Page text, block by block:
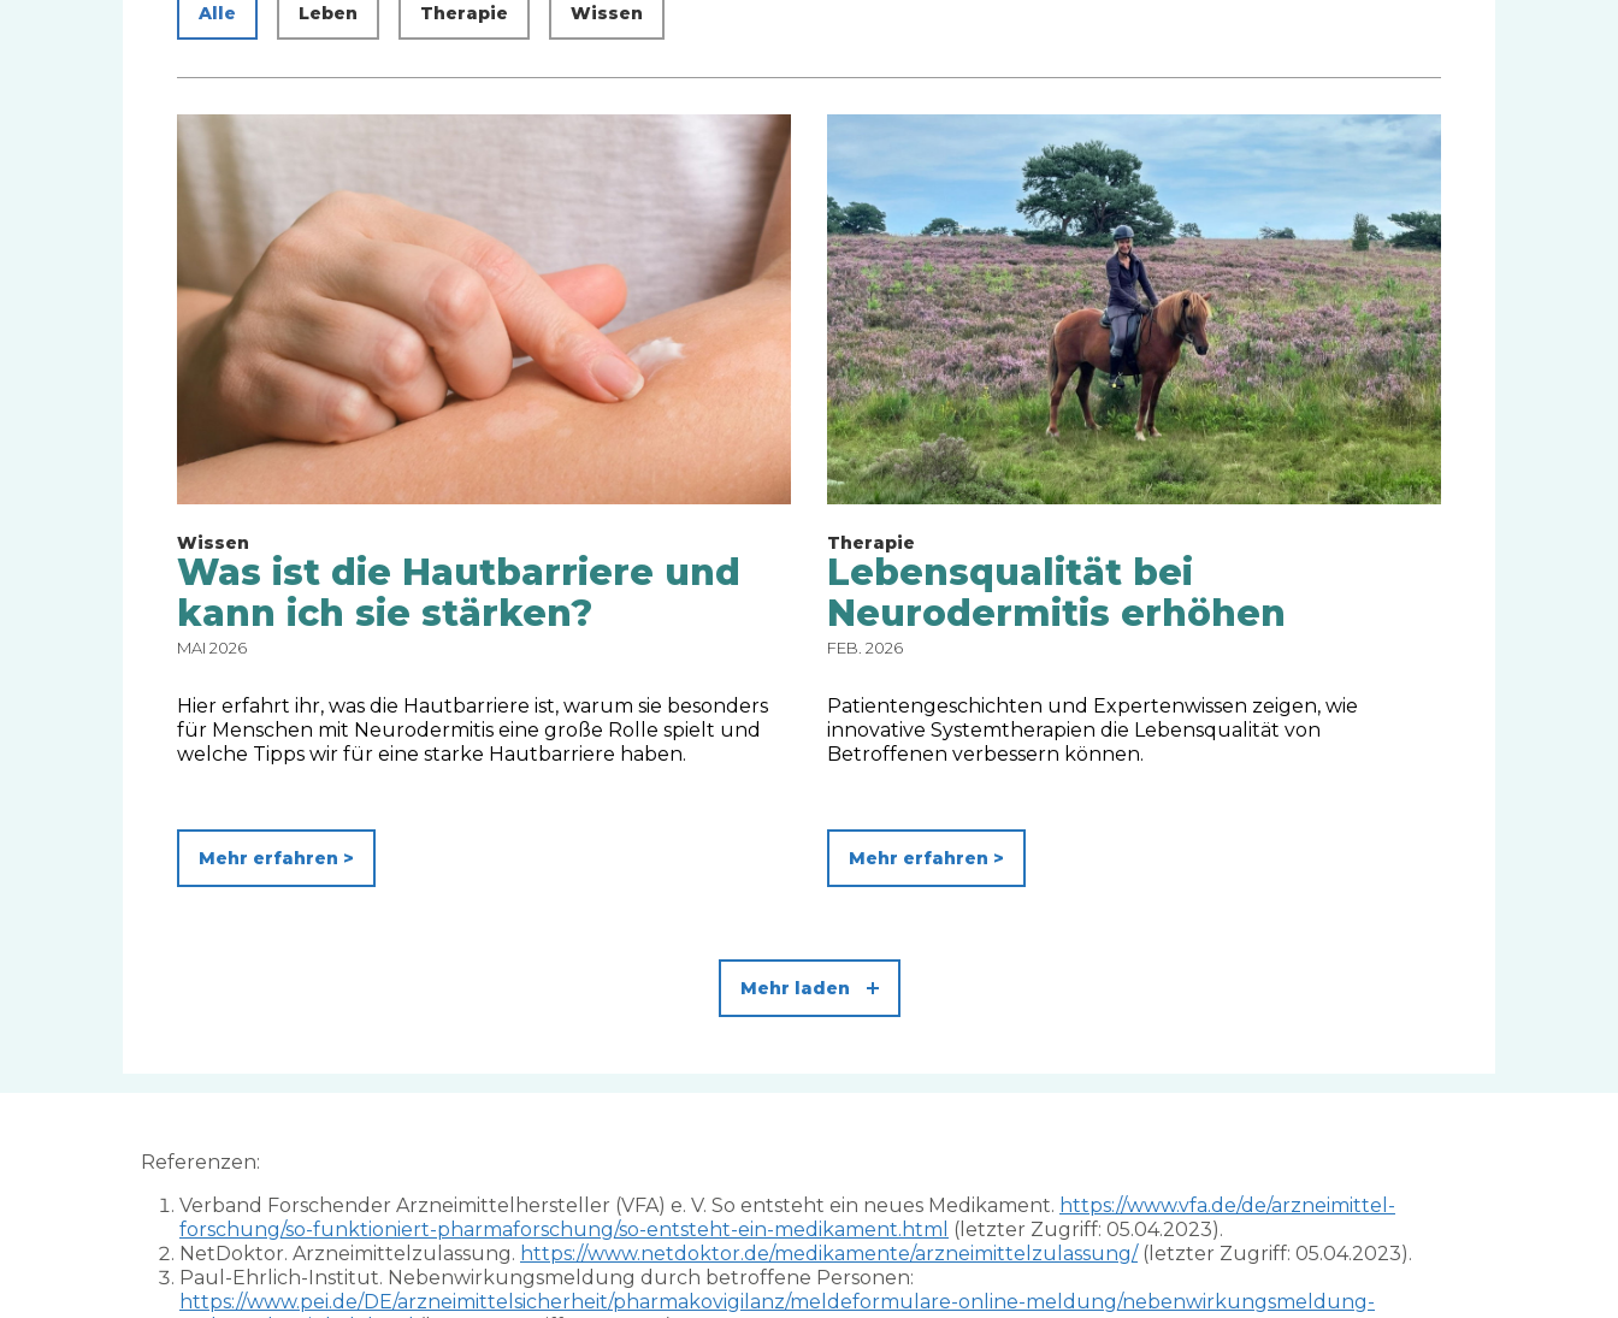
Alle Leben Therapie Wissen
Wissen
Was ist die Hautbarriere und
kann ich sie stärken?
MAI 2026
Hier erfahrt ihr, was die Hautbarriere ist, warum sie besonders
für Menschen mit Neurodermitis eine große Rolle spielt und
welche Tipps wir für eine starke Hautbarriere haben.
Mehr erfahren >
Therapie
Lebensqualität bei
Neurodermitis erhöhen
FEB. 2026
Patientengeschichten und Expertenwissen zeigen, wie
innovative Systemtherapien die Lebensqualität von
Betroffenen verbessern können.
Mehr erfahren >
Mehr laden
Referenzen:
Verband Forschender Arzneimittelhersteller (VFA) e. V. So entsteht ein neues Medikament. https://www.vfa.de/de/arzneimittel-
forschung/so-funktioniert-pharmaforschung/so-entsteht-ein-medikament.html (letzter Zugriff: 05.04.2023).
NetDoktor. Arzneimittelzulassung. https://www.netdoktor.de/medikamente/arzneimittelzulassung/(letzter Zugriff: 05.04.2023).
Paul-Ehrlich-Institut. Nebenwirkungsmeldung durch betroffene Personen:
https://www.pei.de/DE/arzneimittelsicherheit/pharmakovigilanz/meldeformulare-online-meldung/nebenwirkungsmeldung-